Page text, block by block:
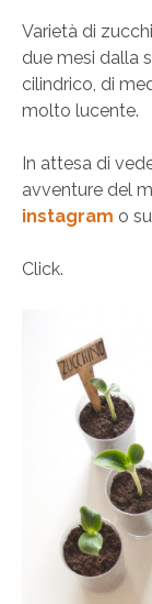
Varietà di
due mesi dalla
cilindrico, di
molto lucente.
In attesa di
avventure del
instagram o
Click.